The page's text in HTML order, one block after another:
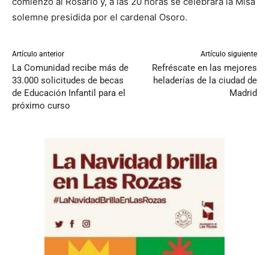
solemne presidida por el cardenal Osoro.
Artículo anterior
La Comunidad recibe más de
33.000 solicitudes de becas
de Educación Infantil para el
próximo curso
Artículo siguiente
Refréscate en las mejores
heladerías de la ciudad de
Madrid